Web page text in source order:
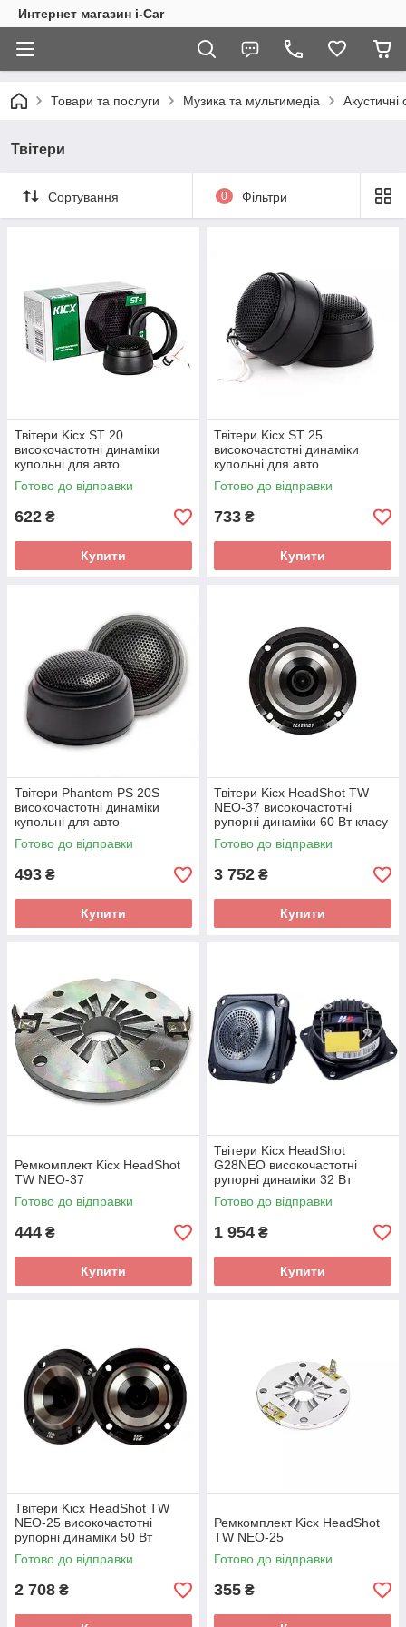
Интернет магазин i-Car
Товари та послуги Музика та мультимедіа Акустичні
Твітери
Сортування 0 Фільтри
Твітери Kicx ST 20
високочастотні динаміки
купольні для авто
Готово до відправки
622 ₴
Купити
Твітери Kicx ST 25
високочастотні динаміки
купольні для авто
Готово до відправки
733 ₴
Купити
Твітери Phantom PS 20S
високочастотні динаміки
купольні для авто
Готово до відправки
493 ₴
Купити
Твітери Kicx HeadShot TW
NEO-37 високочастотні
рупорні динаміки 60 Вт класу
Hi-End
Готово до відправки
3 752 ₴
Купити
Ремкомплект Kicx HeadShot
TW NEO-37
Готово до відправки
444 ₴
Купити
Твітери Kicx HeadShot
G28NEO високочастотні
рупорні динаміки 32 Вт
Готово до відправки
1 954 ₴
Купити
Твітери Kicx HeadShot TW
NEO-25 високочастотні
рупорні динаміки 50 Вт
Готово до відправки
2 708 ₴
Ремкомплект Kicx HeadShot
TW NEO-25
Готово до відправки
355 ₴